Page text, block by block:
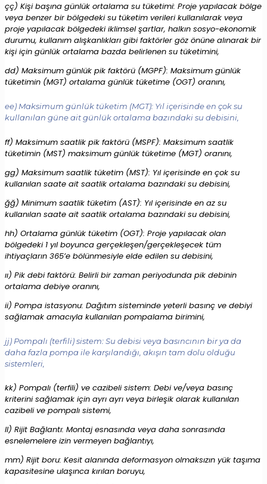
çç) Kişi başına günlük ortalama su tüketimi: Proje yapılacak bölge
veya benzer bir bölgedeki su tüketim verileri kullanılarak veya
proje yapılacak bölgedeki iklimsel şartlar, halkın sosyo-ekonomik
durumu, kullanım alışkanlıkları gibi faktörler göz önüne alınarak bir
kişi için günlük ortalama bazda belirlenen su tüketimini,
dd) Maksimum günlük pik faktörü (MGPF): Maksimum günlük
tüketimin (MGT) ortalama günlük tüketime (OGT) oranını,
ee) Maksimum günlük tüketim (MGT): Yıl içerisinde en çok su
kullanılan güne ait günlük ortalama bazındaki su debisini,
ff) Maksimum saatlik pik faktörü (MSPF): Maksimum saatlik
tüketimin (MST) maksimum günlük tüketime (MGT) oranını,
gg) Maksimum saatlik tüketim (MST): Yıl içerisinde en çok su
kullanılan saate ait saatlik ortalama bazındaki su debisini,
ğğ) Minimum saatlik tüketim (AST): Yıl içerisinde en az su
kullanılan saate ait saatlik ortalama bazındaki su debisini,
hh) Ortalama günlük tüketim (OGT): Proje yapılacak olan
bölgedeki 1 yıl boyunca gerçekleşen/gerçekleşecek tüm
ihtiyaçların 365’e bölünmesiyle elde edilen su debisini,
ıı) Pik debi faktörü: Belirli bir zaman periyodunda pik debinin
ortalama debiye oranını,
ii) Pompa istasyonu: Dağıtım sisteminde yeterli basınç ve debiyi
sağlamak amacıyla kullanılan pompalama birimini,
jj) Pompalı (terfili) sistem: Su debisi veya basıncının bir ya da
daha fazla pompa ile karşılandığı, akışın tam dolu olduğu
sistemleri,
kk) Pompalı (terfili) ve cazibeli sistem: Debi ve/veya basınç
kriterini sağlamak için ayrı ayrı veya birleşik olarak kullanılan
cazibeli ve pompalı sistemi,
ll) Rijit Bağlantı: Montaj esnasında veya daha sonrasında
esnelemelere izin vermeyen bağlantıyı,
mm) Rijit boru: Kesit alanında deformasyon olmaksızın yük taşıma
kapasitesine ulaşınca kırılan boruyu,